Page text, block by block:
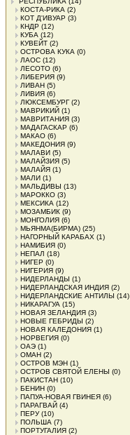
КОСТА-РИКА (2)
КОТ Д'ИВУАР (3)
КНДР (12)
КУБА (12)
КУВЕЙТ (2)
ОСТРОВА КУКА (0)
ЛАОС (12)
ЛЕСОТО (6)
ЛИБЕРИЯ (9)
ЛИВАН (5)
ЛИВИЯ (6)
ЛЮКСЕМБУРГ(2)
МАВРИКИЙ (1)
МАВРИТАНИЯ (3)
МАДАГАСКАР (6)
МАКАО (6)
МАКЕДОНИЯ (9)
МАЛАВИ (5)
МАЛАЙЗИЯ (5)
МАЛАЙЯ (1)
МАЛИ (1)
МАЛЬДИВЫ (13)
МАРОККО (3)
МЕКСИКА (12)
МОЗАМБИК (9)
МОНГОЛИЯ (6)
МЬЯНМА(БИРМА) (25)
НАГОРНЫЙ КАРАБАХ (1)
НАМИБИЯ (0)
НЕПАЛ (18)
НИГЕР (0)
НИГЕРИЯ (9)
НИДЕРЛАНДЫ (1)
НИДЕРЛАНДСКАЯ ИНДИЯ (2)
НИДЕРЛАНДСКИЕ АНТИЛЫ (14)
НИКАРАГУА (15)
НОВАЯ ЗЕЛАНДИЯ (3)
НОВЫЕ ГЕБРИДЫ (2)
НОВАЯ КАЛЕДОНИЯ (1)
НОРВЕГИЯ (0)
ОАЭ (1)
ОМАН (2)
ОСТРОВ МЭН (1)
ОСТРОВ СВЯТОЙ ЕЛЕНЫ (0)
ПАКИСТАН (10)
БЕНИН (0)
ПАПУА-НОВАЯ ГВИНЕЯ (6)
ПАРАГВАЙ (4)
ПЕРУ(10)
ПОЛЬША (7)
ПОРТУГАЛИЯ (2)